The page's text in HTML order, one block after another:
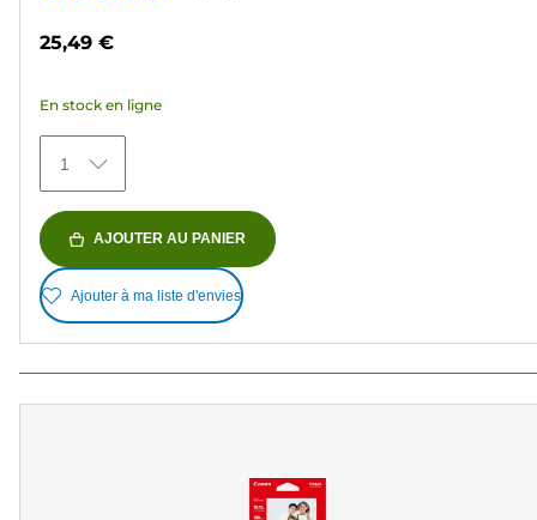
5
151
avis
25,49 €
En stock en ligne
1
AJOUTER AU PANIER
Ajouter à ma liste d'envies